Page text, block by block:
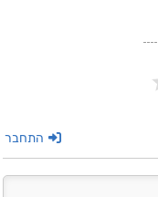
התחבר